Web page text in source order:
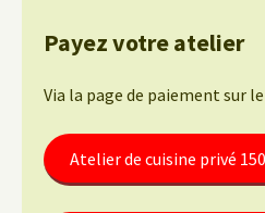
Payez votre atelier
Via la page de paiement sur
Atelier de cuisine privé